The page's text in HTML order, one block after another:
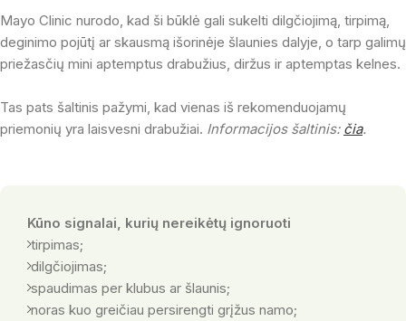
Mayo Clinic nurodo, kad ši būklė gali sukelti dilgčiojimą, tirpimą,
deginimo pojūtį ar skausmą išorinėje šlaunies dalyje, o tarp galimų
priežasčių mini aptemptus drabužius, diržus ir aptemptas kelnes.
Tas pats šaltinis pažymi, kad vienas iš rekomenduojamų
priemonių yra laisvesni drabužiai. Informacijos šaltinis: čia.
Kūno signalai, kurių nereikėtų ignoruoti
tirpimas;
dilgčiojimas;
spaudimas per klubus ar šlaunis;
noras kuo greičiau persirengti grįžus namo;